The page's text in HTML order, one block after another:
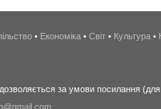
• Економіка • Світ • Культура •
дозволяється за умови посилання (для